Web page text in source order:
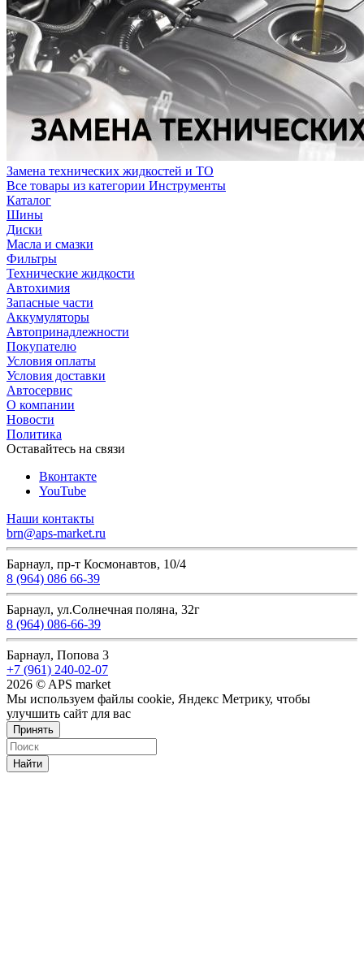
Замена технических жидкостей и ТО
Все товары из категории Инструменты
Каталог
Шины
Диски
Масла и смазки
Фильтры
Технические жидкости
Автохимия
Запасные части
Аккумуляторы
Автопринадлежности
Покупателю
Условия оплаты
Условия доставки
Автосервис
О компании
Новости
Политика
Оставайтесь на связи
Вконтакте
YouTube
Наши контакты
brn@aps-market.ru
Барнаул, пр-т Космонавтов, 10/4
8 (964) 086 66-39
Барнаул, ул.Солнечная поляна, 32г
8 (964) 086-66-39
Барнаул, Попова 3
+7 (961) 240-02-07
2026 © APS market
Мы используем файлы cookie, Яндекс Метрику, чтобы
улучшить сайт для вас
Принять
Найти